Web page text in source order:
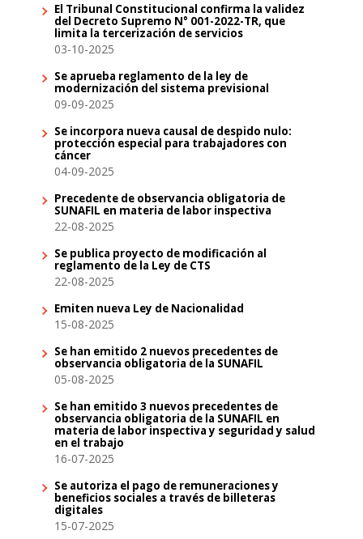
El Tribunal Constitucional confirma la validez
del Decreto Supremo N° 001-2022-TR, que
limita la tercerización de servicios
03-10-2025
Se aprueba reglamento de la ley de
modernización del sistema previsional
09-09-2025
Se incorpora nueva causal de despido nulo:
protección especial para trabajadores con
cáncer
04-09-2025
Precedente de observancia obligatoria de
SUNAFIL en materia de labor inspectiva
22-08-2025
Se publica proyecto de modificación al
reglamento de la Ley de CTS
22-08-2025
Emiten nueva Ley de Nacionalidad
15-08-2025
Se han emitido 2 nuevos precedentes de
observancia obligatoria de la SUNAFIL
05-08-2025
Se han emitido 3 nuevos precedentes de
observancia obligatoria de la SUNAFIL en
materia de labor inspectiva y seguridad y salud
en el trabajo
16-07-2025
Se autoriza el pago de remuneraciones y
beneficios sociales a través de billeteras
digitales
15-07-2025